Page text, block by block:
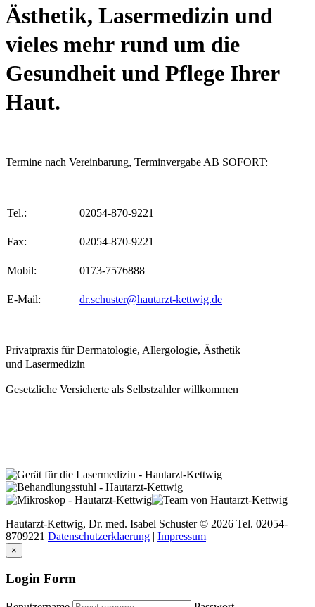
Ästhetik, Lasermedizin und
vieles mehr rund um die
Gesundheit und Pflege Ihrer
Haut.
Termine nach Vereinbarung, Terminvergabe AB SOFORT:
Tel.: 02054-870-9221
Fax: 02054-870-9221
Mobil: 0173-7576888
E-Mail: dr.schuster@hautarzt-kettwig.de
Privatpraxis für Dermatologie, Allergologie, Ästhetik
und Lasermedizin
Gesetzliche Versicherte als Selbstzahler willkommen
Hautarzt-Kettwig, Dr. med. Isabel Schuster © 2026 Tel. 02054-
8709221 Datenschutzerklaerung | Impressum
×
Login Form